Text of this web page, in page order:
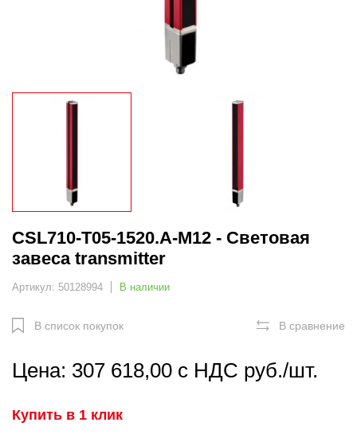
CSL710-T05-1520.A-M12 - Световая
завеса transmitter
Артикул: 50128994 В наличии
В список покупок В сравнение
Цена: 307 618,00 с НДС руб./шт.
Купить в 1 клик